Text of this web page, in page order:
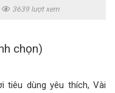
3639 lượt xem
chọn)
tiêu dùng yêu thích, Vài